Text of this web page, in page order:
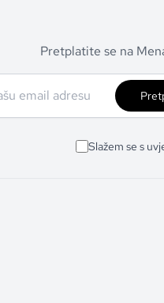
Pretplatite se na
Slažem se s